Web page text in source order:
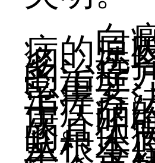
白癜
病的原
多，选
的治疗
常重要
治疗方
于疾病
康。明
的具体
从根本